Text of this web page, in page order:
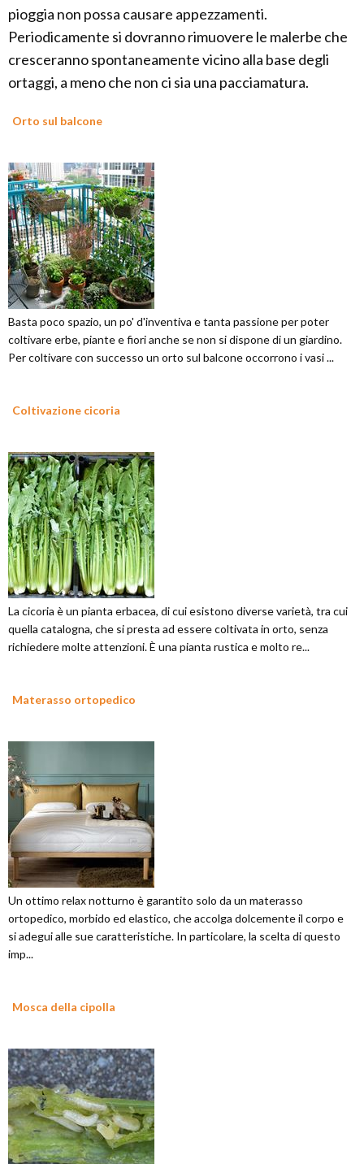
pioggia non possa causare appezzamenti.
Periodicamente si dovranno rimuovere le malerbe che
cresceranno spontaneamente vicino alla base degli
ortaggi, a meno che non ci sia una pacciamatura.
Orto sul balcone
Basta poco spazio, un po' d'inventiva e tanta passione per poter
coltivare erbe, piante e fiori anche se non si dispone di un giardino.
Per coltivare con successo un orto sul balcone occorrono i vasi ...
Coltivazione cicoria
La cicoria è un pianta erbacea, di cui esistono diverse varietà, tra cui
quella catalogna, che si presta ad essere coltivata in orto, senza
richiedere molte attenzioni. È una pianta rustica e molto re...
Materasso ortopedico
Un ottimo relax notturno è garantito solo da un materasso
ortopedico, morbido ed elastico, che accolga dolcemente il corpo e
si adegui alle sue caratteristiche. In particolare, la scelta di questo
imp...
Mosca della cipolla